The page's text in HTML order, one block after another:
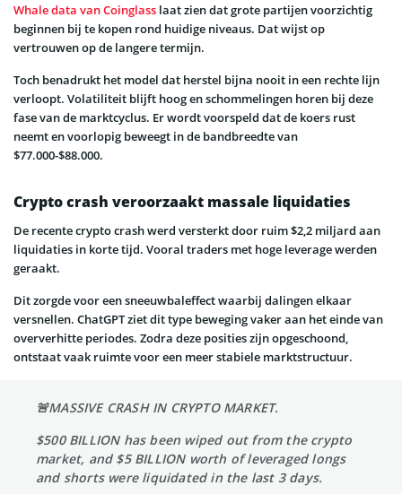
Whale data van Coinglass laat zien dat grote partijen voorzichtig
beginnen bij te kopen rond huidige niveaus. Dat wijst op
vertrouwen op de langere termijn.
Toch benadrukt het model dat herstel bijna nooit in een rechte lijn
verloopt. Volatiliteit blijft hoog en schommelingen horen bij deze
fase van de marktcyclus. Er wordt voorspeld dat de koers rust
neemt en voorlopig beweegt in de bandbreedte van
$77.000-$88.000.
Crypto crash veroorzaakt massale liquidaties
De recente crypto crash werd versterkt door ruim $2,2 miljard aan
liquidaties in korte tijd. Vooral traders met hoge leverage werden
geraakt.
Dit zorgde voor een sneeuwbaleffect waarbij dalingen elkaar
versnellen. ChatGPT ziet dit type beweging vaker aan het einde van
oververhitte periodes. Zodra deze posities zijn opgeschoond,
ontstaat vaak ruimte voor een meer stabiele marktstructuur.
🚨MASSIVE CRASH IN CRYPTO MARKET.
$500 BILLION has been wiped out from the crypto
market, and $5 BILLION worth of leveraged longs
and shorts were liquidated in the last 3 days.